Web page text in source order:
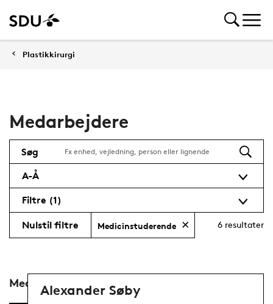
Plastikkirurgi
Medarbejdere
Filtre (1)
A-Å
Søg
6 resultater
Nulstil filtre Medicinstuderende
Medicinstuderende
Alexander Søby